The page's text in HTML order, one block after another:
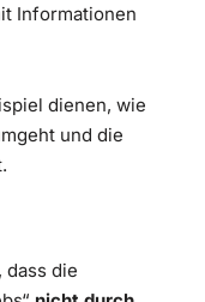
Informationen
dienen, wie
und die
dass die